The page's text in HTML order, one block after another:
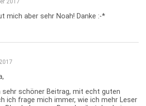
2017
mich aber sehr Noah! Danke :-*
sehr schöner Beitrag, mit echt guten
ich frage mich immer, wie ich mehr Leser